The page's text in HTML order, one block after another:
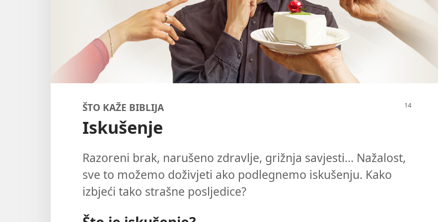
ŠTO KAŽE BIBLIJA
Iskušenje
Razoreni brak, narušeno zdravlje, grižnja savjesti... Nažalost,
sve to možemo doživjeti ako podlegnemo iskušenju. Kako
izbjeći tako strašne posljedice?